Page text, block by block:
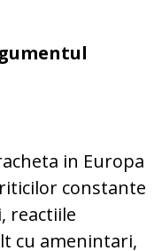
in Europa
constante
reactiile
cu amenintari,